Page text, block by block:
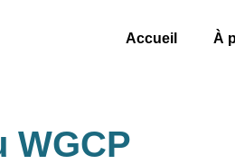
Accueil À
WGCP